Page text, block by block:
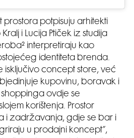
prostora potpisuju arhitekti
i Lucija Ptiček iz studija
interpretiraju kao
identiteta brenda.
isključivo concept store, već
kupovinu, boravak i
ovdje se
korištenja. Prostor
i zadržavanja, gdje se bar i
u prodajni koncept”,